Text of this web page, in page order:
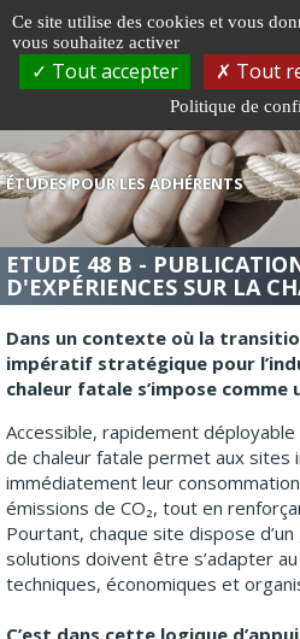
ÉTUDES POUR LES ADHÉRENTS
ETUDE 48 B -
D'EXPÉRIENCES SUR LA
Dans un contexte où la
impératif stratégique pour
chaleur fatale s’impose
Accessible, rapidement
de chaleur fatale permet aux sites
immédiatement leur
émissions de CO₂, tout en
Pourtant, chaque site dispose
solutions doivent être s’adapter
techniques, économiques et
C’est dans cette logique
Gestion de vos préférences sur les
Ce site utilise des cookies et vous
vous souhaitez activer
Tout accepter Tout
Politique de